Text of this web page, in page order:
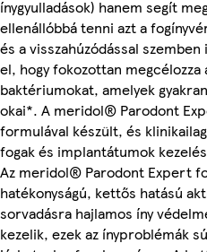
ínygyulladások) hanem segít
ellenállóbbá tenni azt a
és a visszahúzódással
el, hogy fokozottan
baktériumokat, amelyek
okai*. A meridol® Parodont
formulával készült, és
fogak és implantátumok
Az meridol® Parodont Expert
hatékonyságú, kettős hatású
sorvadásra hajlamos íny
kezelik, ezek az ínyproblémák